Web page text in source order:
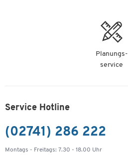
Planungs-
service
Service Hotline
(02741) 286 222
Montags - Freitags: 7.30 - 18.00 Uhr